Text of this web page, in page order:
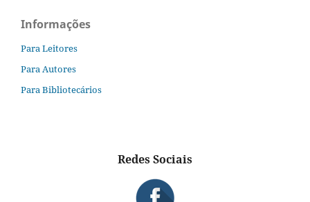
Informações
Para Leitores
Para Autores
Para Bibliotecários
Redes Sociais